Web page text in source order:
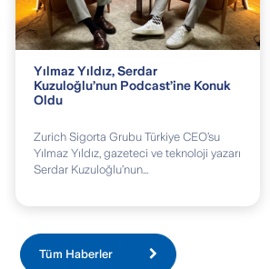
Yılmaz Yıldız, Serdar
Kuzuloğlu’nun Podcast’ine Konuk
Oldu
Zurich Sigorta Grubu Türkiye CEO’su
Yılmaz Yıldız, gazeteci ve teknoloji yazarı
Serdar Kuzuloğlu’nun...
Tüm Haberler